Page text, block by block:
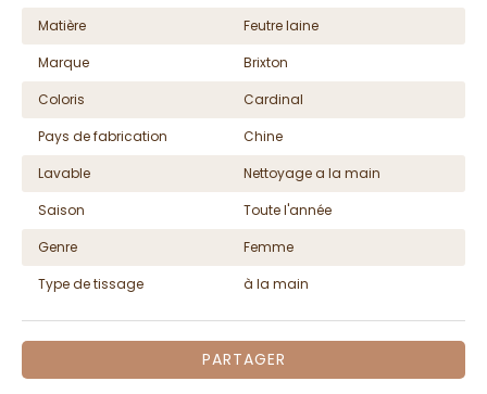
Matière
Feutre laine
Marque
Brixton
Coloris
Cardinal
Pays de fabrication
Chine
Lavable
Nettoyage a la main
Saison
Toute l'année
Genre
Femme
Type de tissage
à la main
PARTAGER